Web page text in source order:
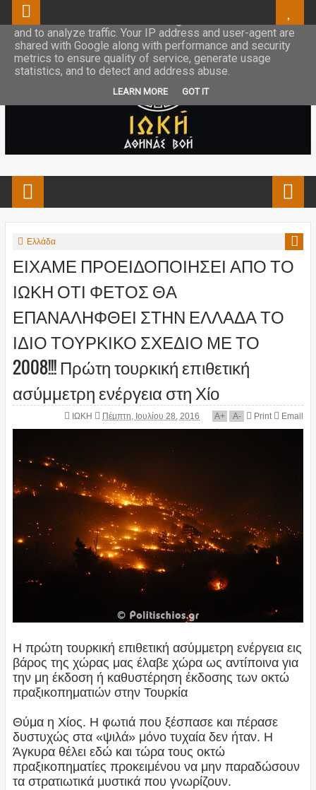
Ελλάδα
ΕΙΧΑΜΕ ΠΡΟΕΙΔΟΠΟΙΗΣΕΙ ΑΠΟ ΤΟ
ΙΩΚΗ ΟΤΙ ΦΕΤΟΣ ΘΑ
ΕΠΑΝΑΛΗΦΘΕΙ ΣΤΗΝ ΕΛΛΑΔΑ ΤΟ
ΙΔΙΟ ΤΟΥΡΚΙΚΟ ΣΧΕΔΙΟ ΜΕ ΤΟ
2008!!! Πρώτη τουρκική επιθετική
ασύμμετρη ενέργεια στη Χίο
ΙΩΚΗ Πέμπτη, Ιουλίου 28, 2016 A+ A- Print Email
Η πρώτη τουρκική επιθετική ασύμμετρη ενέργεια εις
βάρος της χώρας μας έλαβε χώρα ως αντίποινα για
την μη έκδοση ή καθυστέρηση έκδοσης των οκτώ
πραξικοπηματιών στην Τουρκία
Θύμα η Χίος. Η φωτιά που ξέσπασε και πέρασε
δυστυχώς στα «ψιλά» μόνο τυχαία δεν ήταν. Η
Άγκυρα θέλει εδώ και τώρα τους οκτώ
πραξικοπηματίες προκειμένου να μην παραδώσουν
τα στρατιωτικά μυστικά που γνωρίζουν.
This site uses cookies from Google to deliver its services
and to analyze traffic. Your IP address and user-agent are
shared with Google along with performance and security
metrics to ensure quality of service, generate usage
statistics, and to detect and address abuse.
LEARN MORE GOT IT